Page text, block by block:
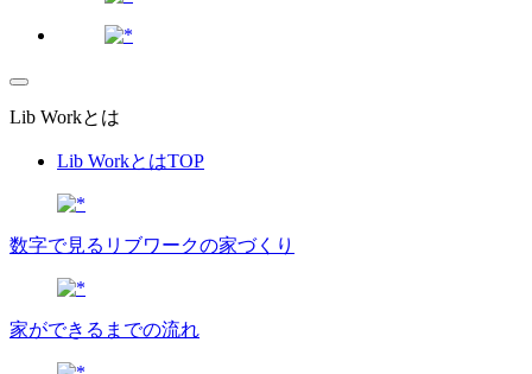
Lib Workとは
Lib WorkとはTOP
数字で⾒るリブワークの家づくり
家ができるまでの流れ